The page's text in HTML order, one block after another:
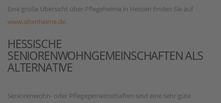
Eine große Übersicht über Pflegeheime in Hessen finden Sie auf
www.altenheime.de.
HESSISCHE
SENIORENWOHNGEMEINSCHAFTEN ALS
ALTERNATIVE
Seniorenwohn- oder Pflegegemeinschaften sind eine sehr gute